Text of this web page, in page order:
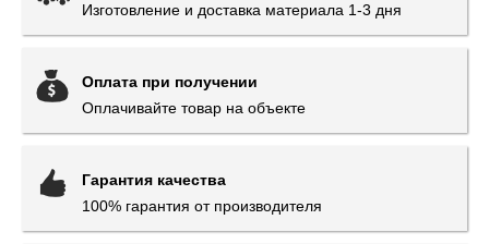
Изготовление и доставка материала 1-3 дня
Оплата при получении
Оплачивайте товар на объекте
Гарантия качества
100% гарантия от производителя